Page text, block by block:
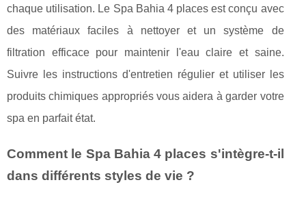
chaque utilisation. Le Spa Bahia 4 places est conçu avec
des matériaux faciles à nettoyer et un système de
filtration efficace pour maintenir l'eau claire et saine.
Suivre les instructions d'entretien régulier et utiliser les
produits chimiques appropriés vous aidera à garder votre
spa en parfait état.
Comment le Spa Bahia 4 places s'intègre-t-il
dans différents styles de vie ?